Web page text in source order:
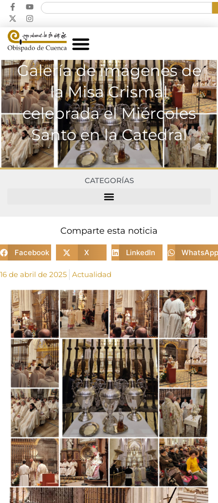
Galería de imágenes de
la Misa Crismal
celebrada el Miércoles
Santo en la Catedral
CATEGORÍAS
Comparte esta noticia
Facebook X LinkedIn WhatsApp
16 de abril de 2025 Actualidad